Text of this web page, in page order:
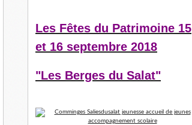
Les Fêtes du Patrimoine 15
et 16 septembre 2018
"Les Berges du Salat"